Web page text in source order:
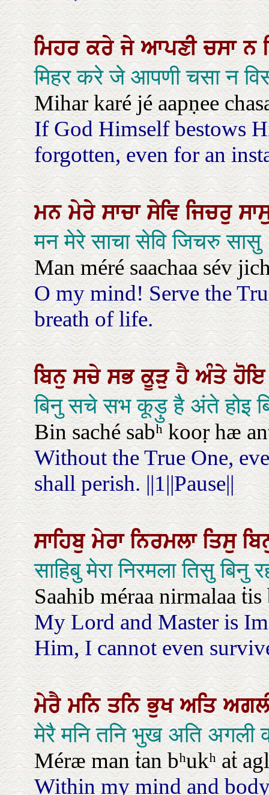
ਮਿਹਰਕਰੇਜੇਆਪਣੀਚਸਾਨ
मिहर करे जे आपणी चसा न
Mihar karé jé aapṇee
If God Himself bestows
forgotten, even for an
ਮਨਮੇਰੇਸਾਚਾਸੇਵਿਜਿਚਰੁ
मन मेरे साचा सेवि जिचरु
Man méré saachaa sév
O my mind! Serve the
breath of life.
ਬਿਨੁਸਚੇਸਭਕੂੜੁਹੈਅੰਤੇ
बिनु सचे सभ कूड़ु है अंते होइ
Bin saché sabʰ kooṛ hæ
Without the True One,
shall perish. ||1||Pause||
ਸਾਹਿਬੁਮੇਰਾਨਿਰਮਲਾਤਿਸੁ
साहिबु मेरा निरमला तिसु बिनु
Saahib méraa nirmalaa ṫis
My Lord and Master is
Him, I cannot even
ਮੇਰੈਮਨਿਤਨਿਭੁਖਅਤਿ
मेरै मनि तनि भुख अति अगली
Méræ man ṫan bʰukʰ aṫ
Within my mind and